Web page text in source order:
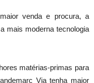
venda e procura, a
mais moderna tecnologia
matérias-primas para
Via tenha maior